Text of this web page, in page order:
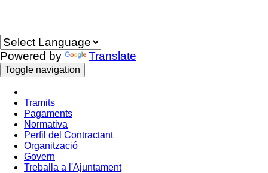
Powered by Translate
Toggle navigation
Tramits
Pagaments
Normativa
Perfil del Contractant
Organització
Govern
Treballa a l'Ajuntament